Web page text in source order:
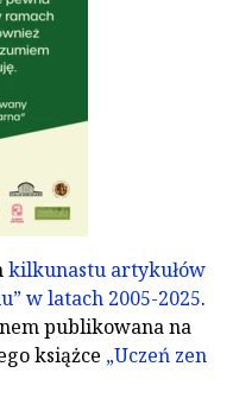
kilkunastu artykułów
w latach 2005-2025.
publikowana na
książce „Uczeń zen